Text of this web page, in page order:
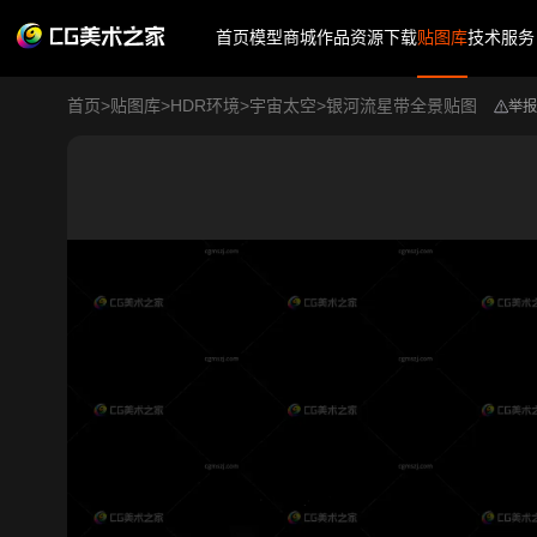
首页模型商城作品资源下载贴图库技术服务
首页>贴图库>HDR环境>宇宙太空>银河流星带全景贴图 举报